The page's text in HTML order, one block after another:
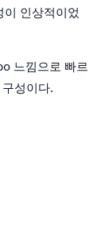
이 인상적이었
느낌으로 빠르
성이다.